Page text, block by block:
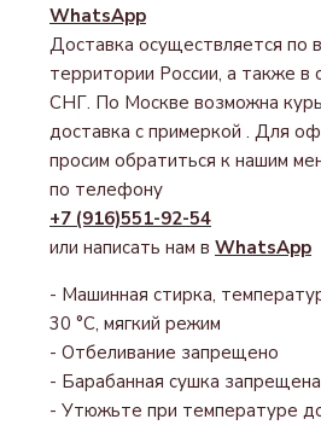
WhatsApp
Доставка осуществляется по
территории России, а также в
СНГ. По Москве возможна
доставка с примеркой . Для
просим обратиться к нашим
по телефону
+7 (916)551-92-54
или написать нам в WhatsApp
- Машинная стирка,
30 °С, мягкий режим
- Отбеливание запрещено
- Барабанная сушка запрещена
- Утюжьте при температуре